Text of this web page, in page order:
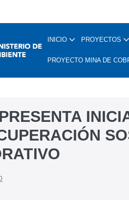
INICIO PROYECTOS
PROYECTO MINA DE